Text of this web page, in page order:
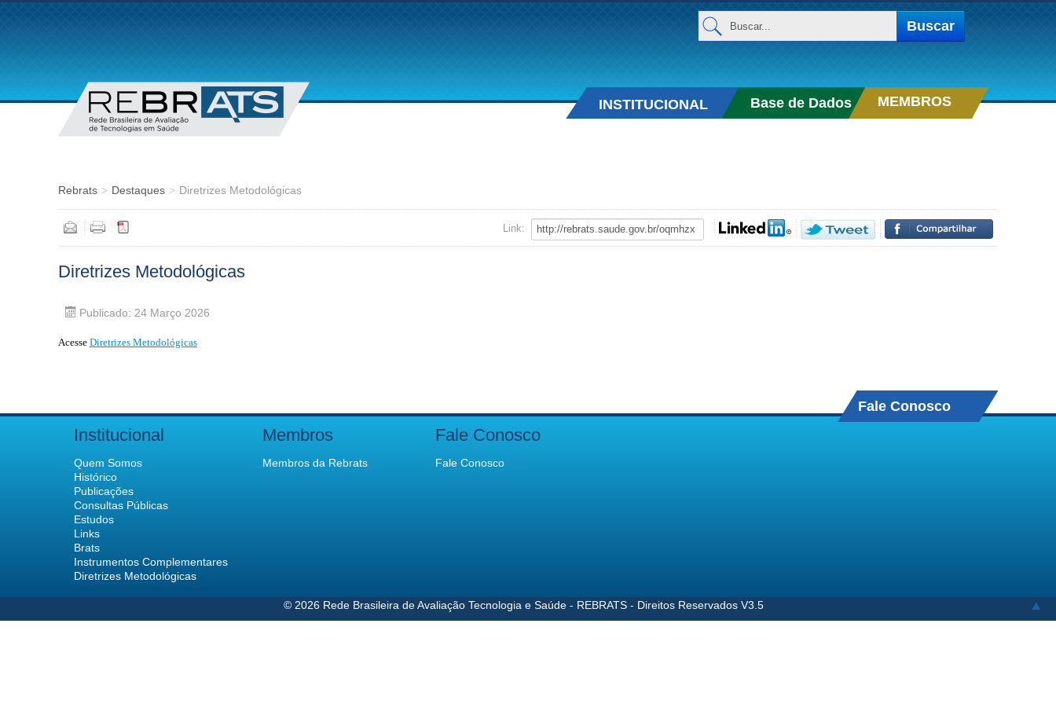
Buscar...
Buscar
INSTITUCIONAL Base de Dados MEMBROS
Rebrats > Destaques > Diretrizes Metodológicas
Link:
Diretrizes Metodológicas
Publicado: 24 Março 2026
Acesse Diretrizes Metodológicas
Fale Conosco
Institucional
Quem Somos
Histórico
Publicações
Consultas Públicas
Estudos
Links
Brats
Instrumentos Complementares
Diretrizes Metodológicas
Membros
Membros da Rebrats
Fale Conosco
Fale Conosco
© 2026 Rede Brasileira de Avaliação Tecnologia e Saúde - REBRATS - Direitos Reservados V3.5